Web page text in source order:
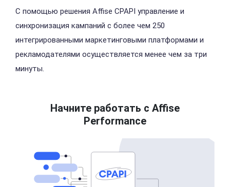
С помощью решения Affise CPAPI управление и
синхронизация кампаний с более чем 250
интегрированными маркетинговыми платформами и
рекламодателями осуществляется менее чем за три
минуты.
Начните работать с Affise
Performance